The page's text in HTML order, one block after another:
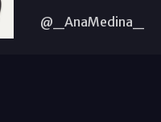
@_AnaMedina_